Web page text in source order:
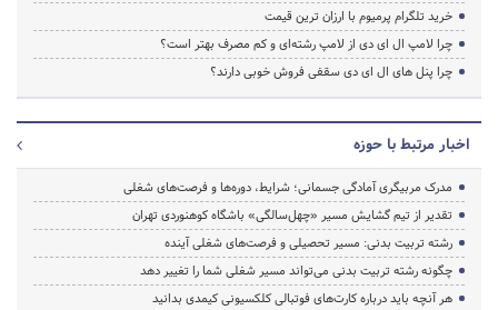
خرید تلگرام پرمیوم با ارزان ترین قیمت
چرا لامپ ال ای دی از لامپ رشته‌ای و کم مصرف بهتر است؟
چرا پنل های ال ای دی سقفی فروش خوبی دارند؟
اخبار مرتبط با حوزه
مدرک مربیگری آمادگی جسمانی؛ شرایط، دوره‌ها و فرصت‌های شغلی
تقدیر از تیم گشایش مسیر «چهل‌سالگی» باشگاه کوهنوردی تهران
رشته تربیت بدنی: مسیر تحصیلی و فرصت‌های شغلی آینده
چگونه رشته تربیت بدنی می‌تواند مسیر شغلی شما را تغییر دهد
هر آنچه باید درباره کارت‌های فوتبالی کلکسیونی کیمدی بدانید